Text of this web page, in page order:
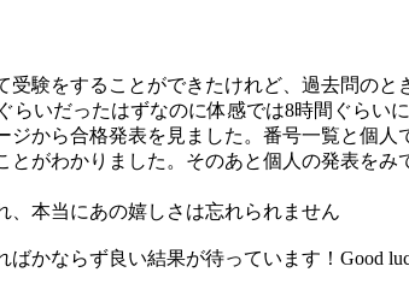
験をすることができたけれど、過去問のと
いだったはずなのに体感では8時間ぐらいに
から合格発表を見ました。番号一覧と個人
がわかりました。そのあと個人の発表を
、本当にあの嬉しさは忘れられません
かならず良い結果が待っています！Good